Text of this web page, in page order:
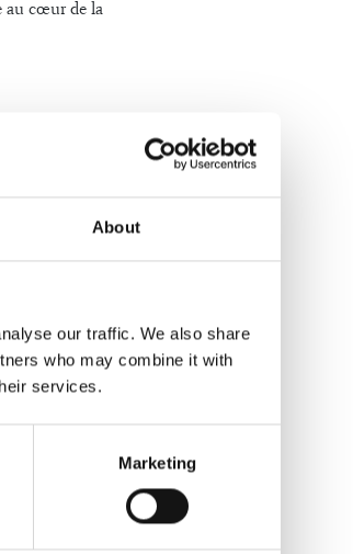
About
our traffic. We also share
who may combine it with
services.
Marketing
au cœur de la